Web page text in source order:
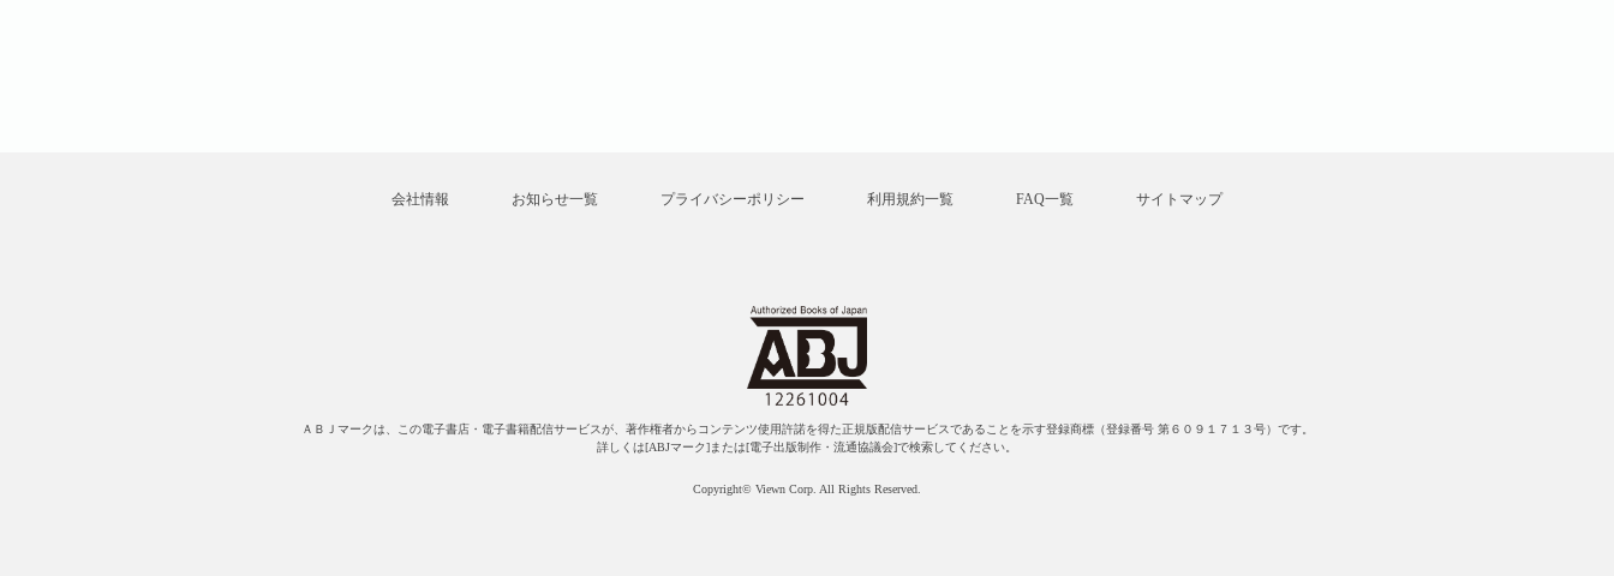
会社情報 お知らせ一覧 プライバシーポリシー 利用規約一覧 FAQ一覧 サイトマップ
ＡＢＪマークは、この電子書店・電子書籍配信サービスが、著作権者からコンテンツ使用許諾を得た正規版配信サービスであることを示す登録商標（登録番号 第６０９１７１３号）です。
詳しくは[ABJマーク]または[電子出版制作・流通協議会]で検索してください。
Copyright© Viewn Corp. All Rights Reserved.